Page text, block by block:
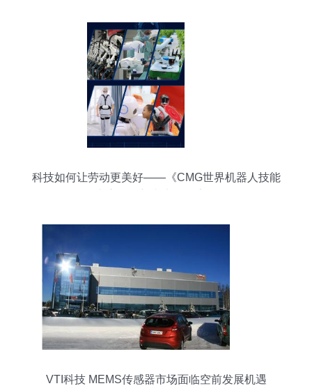
科技如何让劳动更美好——《CMG世界机器人技能
VTI科技 MEMS传感器市场面临空前发展机遇